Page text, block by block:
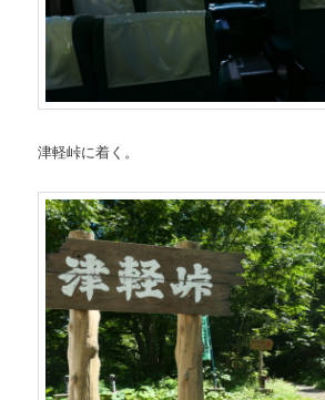
津軽峠に着く。